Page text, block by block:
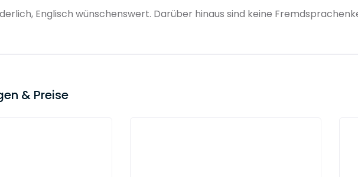
Englisch wünschenswert. Darüber hinaus sind keine
& Preise